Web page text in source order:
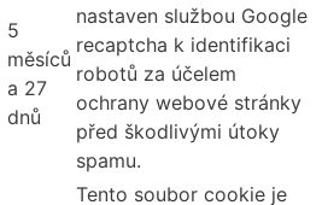
5
měsíců
a 27
dnů
nastaven službou Google
recaptcha k identifikaci
robotů za účelem
ochrany webové stránky
před škodlivými útoky
spamu.
Tento soubor cookie je